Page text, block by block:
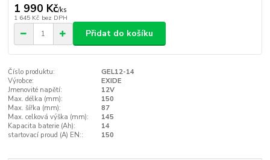
1 990 Kč/ks
1 645 Kč bez DPH
Přidat do košíku
Číslo produktu:
GEL12-14
Výrobce:
EXIDE
Jmenovité napětí:
12V
Max. délka (mm):
150
Max. šířka (mm):
87
Max. celková výška (mm):
145
Kapacita baterie (Ah):
14
startovací proud (A) EN::
150